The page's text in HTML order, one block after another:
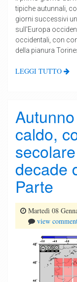
tipiche autunnali,
giorni successivi
sull'Europa
occidentali, con
della pianura
LEGGI TUTTO
caldo,
decade
Parte
Martedì 08
view